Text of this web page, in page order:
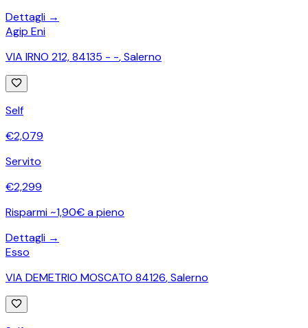
Dettagli →
Agip Eni
VIA IRNO 212, 84135 - -,Salerno
Self
€2,079
Servito
€2,299
Risparmi ~1,90€ a pieno
Dettagli →
Esso
VIA DEMETRIO MOSCATO 84126,Salerno